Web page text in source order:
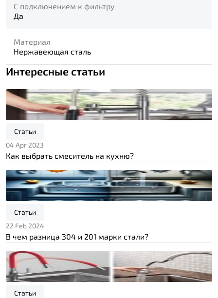
С подключением к фильтру
Да
Материал
Нержавеющая сталь
Интересные статьи
Статьи
04 Apr 2023
Как выбрать смеситель на кухню?
Статьи
22 Feb 2024
В чем разница 304 и 201 марки стали?
Статьи